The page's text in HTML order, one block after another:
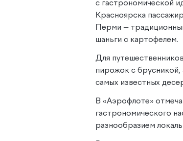
с гастрономической
Красноярска
Перми —
шаньги с картофелем.
Для
пирожок с брусникой,
самых известных
В «Аэрофлоте»
гастрономического
разнообразием